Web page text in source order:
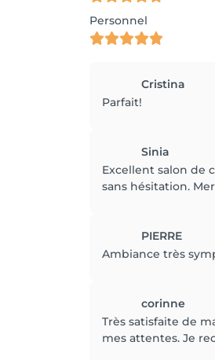
Personnel
Cristina
Parfait!
Sinia
Excellent salon de
sans hésitation.
PIERRE
Ambiance très
corinne
Très satisfaite de
mes attentes. Je